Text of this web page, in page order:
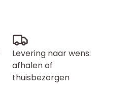
Levering naar wens:
afhalen of
thuisbezorgen